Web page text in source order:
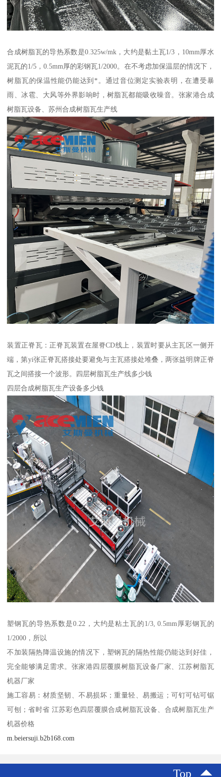
合成树脂瓦的导热系数是0.325w/mk，大约是黏土瓦1/3，10mm厚水
泥瓦的1/5，0.5mm厚的彩钢瓦1/2000。在不考虑加保温层的情况下，
树脂瓦的保温性能仍能达到*。通过音位测定实验表明，在遭受暴
雨、冰雹、大风等外界影响时，树脂瓦都能吸收噪音。张家港合成
树脂瓦设备、苏州合成树脂瓦生产线
装置正脊瓦：正脊瓦装置在屋脊CD线上，装置时要从主瓦区一侧开
端，第yi张正脊瓦搭接处要避免与主瓦搭接处堆叠，两张益明牌正脊
瓦之间搭接一个波形。四层树脂瓦生产线多少钱
四层合成树脂瓦生产设备多少钱
塑钢瓦的导热系数是0.22，大约是粘土瓦的1/3, 0.5mm厚彩钢瓦的
1/2000，所以
不加装隔热降温设施的情况下，塑钢瓦的隔热性能仍能达到好佳，
完全能够满足需求。张家港四层覆膜树脂瓦设备厂家、江苏树脂瓦
机器厂家
施工容易：材质坚韧、不易损坏；重量轻、易搬运；可钉可钻可锯
可刨；省时省 江苏彩色四层覆膜合成树脂瓦设备、合成树脂瓦生产
机器价格
m.beiersuji.b2b168.com
Top